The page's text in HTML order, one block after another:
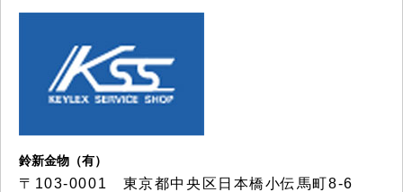
鈴新金物（有）
〒103-0001 東京都中央区日本橋小伝馬町8-6